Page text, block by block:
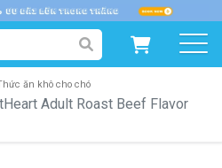
SẢN PHẨM
SẢN PHẨM DÀNH CHO CHÓ
HIỆU
ăn khô cho chó
Adult Roast Beef Flavor